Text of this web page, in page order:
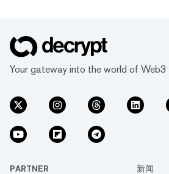
Your gateway into the world of Web3
PARTNER 新闻